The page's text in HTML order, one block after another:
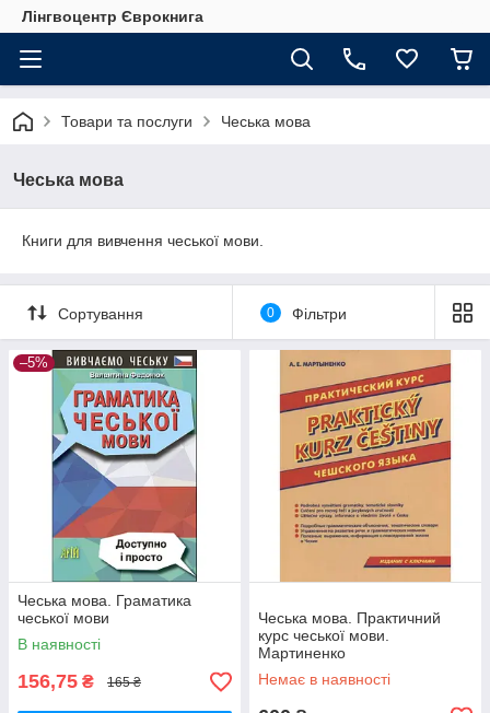
Лінгвоцентр Єврокнига
Товари та послуги Чеська мова
Чеська мова
Книги для вивчення чеської мови.
Сортування 0 Фільтри
–5%
Чеська мова. Граматика
чеської мови
В наявності
156,75 ₴ 165 ₴
Чеська мова. Практичний
курс чеської мови.
Мартиненко
Немає в наявності